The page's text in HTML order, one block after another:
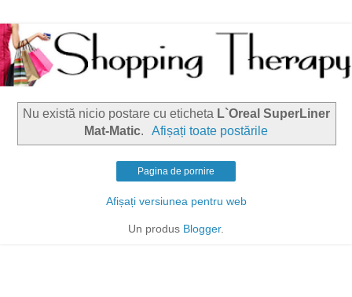
Nu există nicio postare cu eticheta L`Oreal SuperLiner
Mat-Matic. Afișați toate postările
Pagina de pornire
Afișați versiunea pentru web
Un produs Blogger.